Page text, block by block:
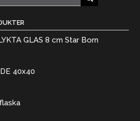
GLAS 8 cm Star Born
40x40